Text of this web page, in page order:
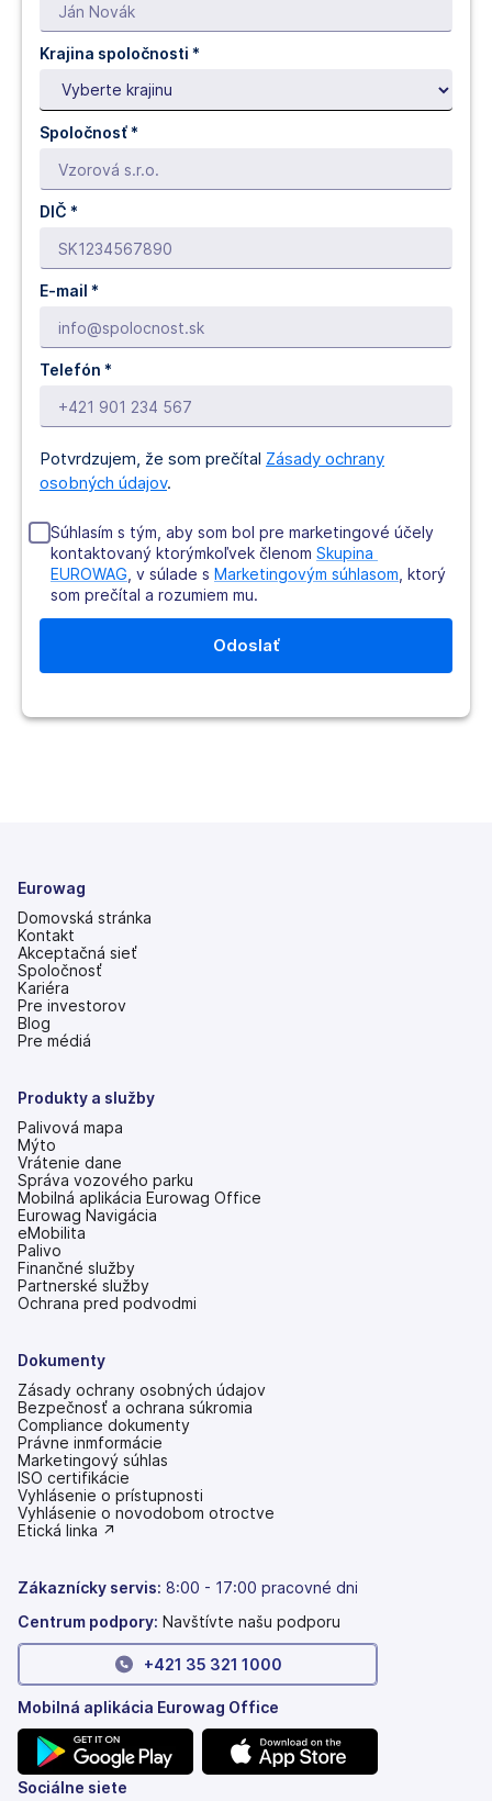
Krajina spoločnosti *
Spoločnosť *
DIČ *
E-mail *
Telefón *
Potvrdzujem, že som prečítal Zásady ochrany
osobných údajov.
Súhlasím s tým, aby som bol pre marketingové účely
kontaktovaný ktorýmkoľvek členom Skupina
EUROWAG , v súlade s Marketingovým súhlasom , ktorý
som prečítal a rozumiem mu.
Eurowag
Domovská stránka
Kontakt
Akceptačná sieť
Spoločnosť
Kariéra
Pre investorov
(otvoriť
s
Blog
Pre médiá
Produkty a služby
Palivová mapa
Mýto
Vrátenie dane
Správa vozového parku
Mobilná aplikácia Eurowag Office
Eurowag Navigácia
eMobilita
Palivo
Finančné služby
Partnerské služby
Ochrana pred podvodmi
Dokumenty
Zásady ochrany osobných údajov
Bezpečnosť a ochrana súkromia
Compliance dokumenty
Právne inmformácie
Marketingový súhlas
ISO certifikácie
Vyhlásenie o prístupnosti
(otvoriť
s
Vyhlásenie o novodobom otroctve
(otvoriť
kartou)
Etická linka ↗
Zákaznícky servis: 8:00 - 17:00 pracovné dni
Centrum podpory: Navštívte našu podporu
+421 35 321 1000
Mobilná aplikácia Eurowag Office
(otvoriť
Sociálne siete